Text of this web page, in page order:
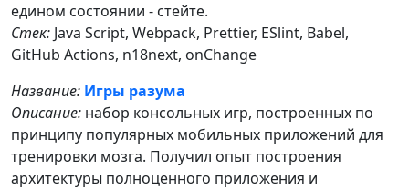
едином состоянии - стейте.
Стек: Java Script, Webpack, Prettier, ESlint, Babel,
GitHub Actions, n18next, onChange
Название: Игры разума
Описание: набор консольных игр, построенных по
принципу популярных мобильных приложений для
тренировки мозга. Получил опыт построения
архитектуры полноценного приложения и